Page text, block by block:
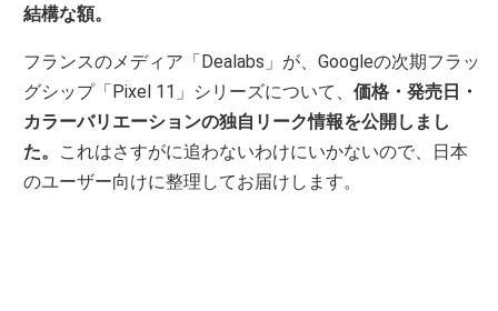
結構な額。
フランスのメディア「Dealabs」が、Googleの次期フラッ
グシップ「Pixel 11」シリーズについて、価格・発売日・
カラーバリエーションの独自リーク情報を公開しまし
た。 これはさすがに追わないわけにいかないので、日本
のユーザー向けに整理してお届けします。